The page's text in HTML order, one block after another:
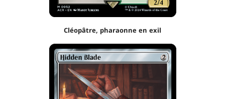
Cléopâtre, pharaonne en exil